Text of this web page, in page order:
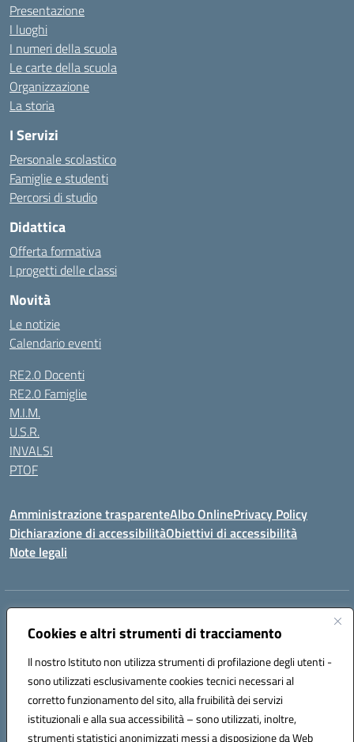
Cookies e altri strumenti di tracciamento
Il nostro Istituto non utilizza strumenti di profilazione degli utenti -
sono utilizzati esclusivamente cookies tecnici necessari al
corretto funzionamento del sito, alla fruibilità dei servizi
istituzionali e alla sua accessibilità – sono utilizzati, inoltre,
strumenti statistici anonimizzati messi a disposizione da Web
Presentazione
I luoghi
I numeri della scuola
Le carte della scuola
Organizzazione
La storia
I Servizi
Personale scolastico
Famiglie e studenti
Percorsi di studio
Didattica
Offerta formativa
I progetti delle classi
Novità
Le notizie
Calendario eventi
RE2.0 Docenti
RE2.0 Famiglie
M.I.M.
U.S.R.
INVALSI
PTOF
Amministrazione trasparenteAlbo OnlinePrivacy Policy
Dichiarazione di accessibilitàObiettivi di accessibilità
Note legali
Indirizzo:
Centralino:09231872080 Email:tpic80900q@istruzione.it
Codice fiscale: 80006340816
Codice meccanografico:
TPIC80900Q
Codice unico di fatturazione (CUF): UF4ZXT